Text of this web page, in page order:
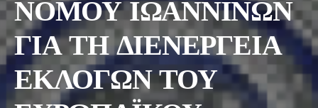
ΓΙΑ ΤΗ ΔΙΕΝΕΡΓΕΙΑ
ΕΚΛΟΓΩΝ ΤΟΥ